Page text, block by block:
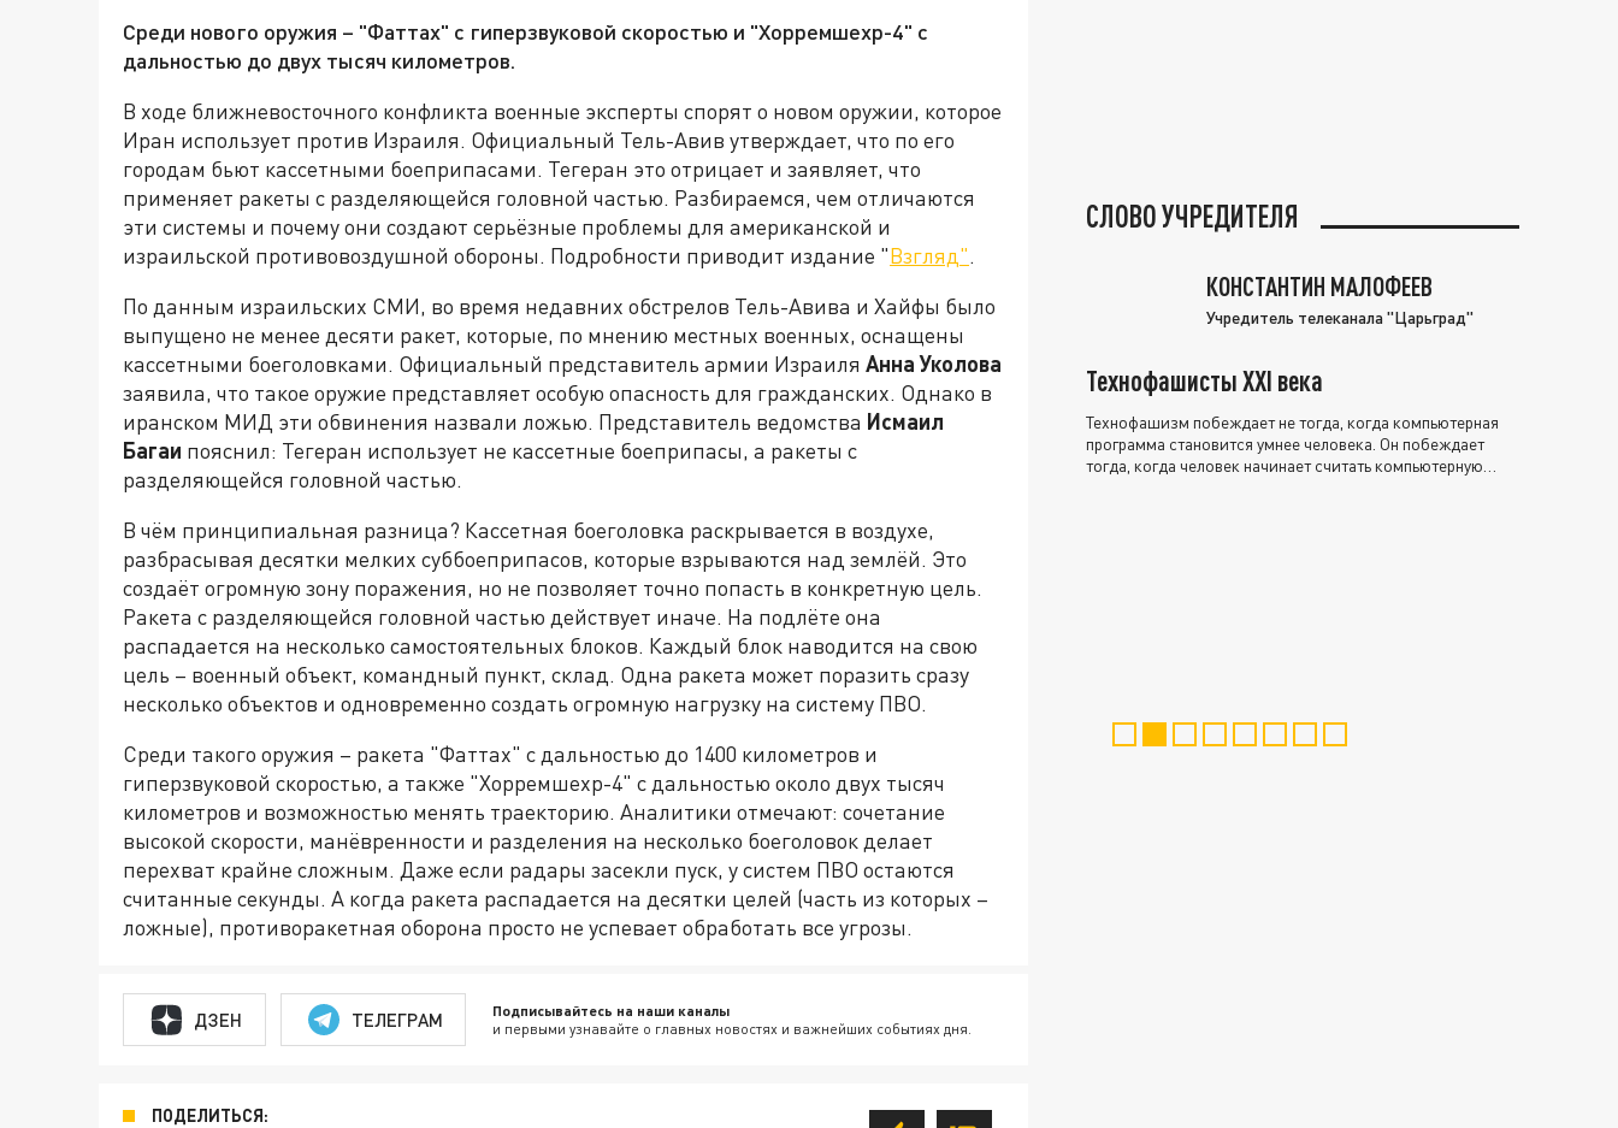
Среди нового оружия – "Фаттах" с гиперзвуковой скоростью и "Хорремшехр-4" с
дальностью до двух тысяч километров.
В ходе ближневосточного конфликта военные эксперты спорят о новом оружии, которое
Иран использует против Израиля. Официальный Тель-Авив утверждает, что по его
городам бьют кассетными боеприпасами. Тегеран это отрицает и заявляет, что
применяет ракеты с разделяющейся головной частью. Разбираемся, чем отличаются
эти системы и почему они создают серьёзные проблемы для американской и
израильской противовоздушной обороны. Подробности приводит издание "Взгляд".
По данным израильских СМИ, во время недавних обстрелов Тель-Авива и Хайфы было
выпущено не менее десяти ракет, которые, по мнению местных военных, оснащены
кассетными боеголовками. Официальный представитель армии Израиля Анна Уколова
заявила, что такое оружие представляет особую опасность для гражданских. Однако в
иранском МИД эти обвинения назвали ложью. Представитель ведомства Исмаил
Багаи пояснил: Тегеран использует не кассетные боеприпасы, а ракеты с
разделяющейся головной частью.
В чём принципиальная разница? Кассетная боеголовка раскрывается в воздухе,
разбрасывая десятки мелких суббоеприпасов, которые взрываются над землёй. Это
создаёт огромную зону поражения, но не позволяет точно попасть в конкретную цель.
Ракета с разделяющейся головной частью действует иначе. На подлёте она
распадается на несколько самостоятельных блоков. Каждый блок наводится на свою
цель – военный объект, командный пункт, склад. Одна ракета может поразить сразу
несколько объектов и одновременно создать огромную нагрузку на систему ПВО.
Среди такого оружия – ракета "Фаттах" с дальностью до 1400 километров и
гиперзвуковой скоростью, а также "Хорремшехр-4" с дальностью около двух тысяч
километров и возможностью менять траекторию. Аналитики отмечают: сочетание
высокой скорости, манёвренности и разделения на несколько боеголовок делает
перехват крайне сложным. Даже если радары засекли пуск, у систем ПВО остаются
считанные секунды. А когда ракета распадается на десятки целей (часть из которых –
ложные), противоракетная оборона просто не успевает обработать все угрозы.
ДЗЕН ТЕЛЕГРАМ Подписывайтесь на наши каналы
и первыми узнавайте о главных новостях и важнейших событиях дня.
ПОДЕЛИТЬСЯ:
СЛОВО УЧРЕДИТЕЛЯ
КОНСТАНТИН МАЛОФЕЕВ
Учредитель телеканала "Царьград"
Технофашисты XXI века
Технофашизм побеждает не тогда, когда компьютерная
программа становится умнее человека. Он побеждает
тогда, когда человек начинает считать компьютерную